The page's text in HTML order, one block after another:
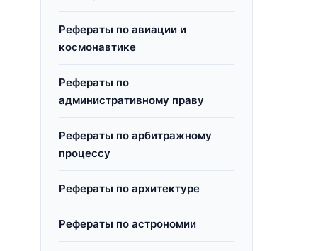
Рефераты по авиации и
космонавтике
Рефераты по
административному праву
Рефераты по арбитражному
процессу
Рефераты по архитектуре
Рефераты по астрономии